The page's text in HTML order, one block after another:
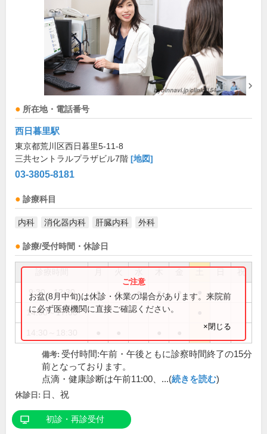
所在地・電話番号
西日暮里駅
東京都荒川区西日暮里5-11-8
三共セントラルプラザビル7階 [地図]
03-3805-8181
診療科目
内科 消化器内科 肝臓内科 外科
診療/受付時間・休診日
祝
9:30～12:30 ● ● ● ● ●
14:00～17:00
お盆(8月中旬)は休診・休業の場合があります。来院前
に必ず医療機関に直接ご確認ください。
×閉じる
備考: 受付時間:午前・午後ともに診察時間終了の15分
前となっております。
点滴・健康診断は午前11:00、...(続きを読む)
休診日: 日、祝
初診・再診受付